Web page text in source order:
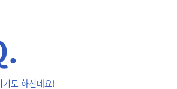
도 하신데요!